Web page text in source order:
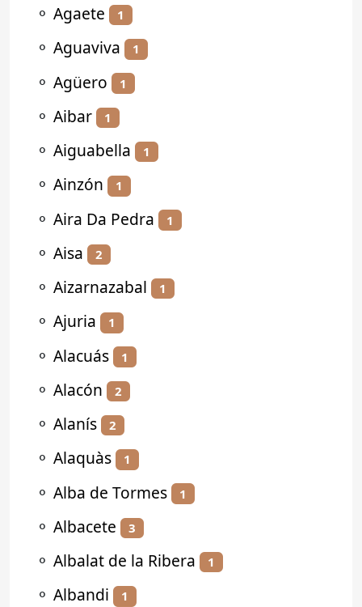
⚬ Agaete 1
⚬ Aguaviva 1
⚬ Agüero 1
⚬ Aibar 1
⚬ Aiguabella 1
⚬ Ainzón 1
⚬ Aira Da Pedra 1
⚬ Aisa 2
⚬ Aizarnazabal 1
⚬ Ajuria 1
⚬ Alacuás 1
⚬ Alacón 2
⚬ Alanís 2
⚬ Alaquàs 1
⚬ Alba de Tormes 1
⚬ Albacete 3
⚬ Albalat de la Ribera 1
⚬ Albandi 1